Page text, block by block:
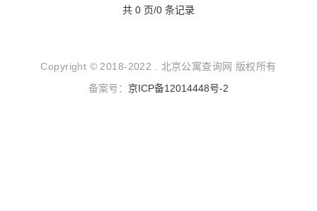
共 0 页/0 条记录
Copyright © 2018-2022 . 北京公寓查询网 版权所有
备案号： 京ICP备12014448号-2